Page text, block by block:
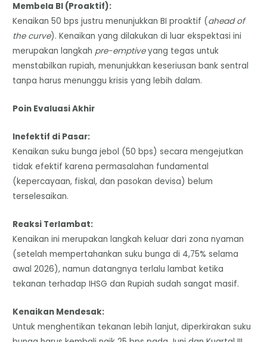
Membela BI (Proaktif):
Kenaikan 50 bps justru menunjukkan BI proaktif (ahead of
the curve). Kenaikan yang dilakukan di luar ekspektasi ini
merupakan langkah pre-emptiveyang tegas untuk
menstabilkan rupiah, menunjukkan keseriusan bank sentral
tanpa harus menunggu krisis yang lebih dalam.
Poin Evaluasi Akhir
Inefektif di Pasar:
Kenaikan suku bunga jebol (50 bps) secara mengejutkan
tidak efektif karena permasalahan fundamental
(kepercayaan, fiskal, dan pasokan devisa) belum
terselesaikan.
Reaksi Terlambat:
Kenaikan ini merupakan langkah keluar dari zona nyaman
(setelah mempertahankan suku bunga di 4,75% selama
awal 2026), namun datangnya terlalu lambat ketika
tekanan terhadap IHSG dan Rupiah sudah sangat masif.
Kenaikan Mendesak:
Untuk menghentikan tekanan lebih lanjut, diperkirakan suku